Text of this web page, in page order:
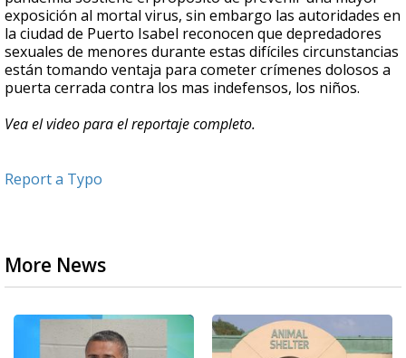
exposición al mortal virus, sin embargo las autoridades en
la ciudad de Puerto Isabel reconocen que depredadores
sexuales de menores durante estas difíciles circunstancias
están tomando ventaja para cometer crímenes dolosos a
puerta cerrada contra los mas indefensos, los niños.
Vea el video para el reportaje completo.
Report a Typo
More News